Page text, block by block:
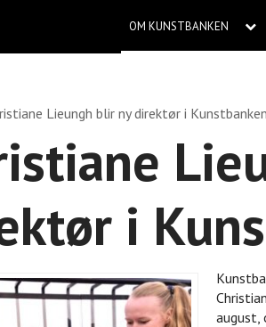
OM KUNSTBANKEN
Lieungh blir ny direktør i
i
august,